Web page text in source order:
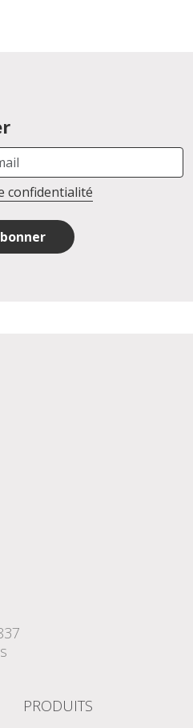
confidentialité
PRODUITS